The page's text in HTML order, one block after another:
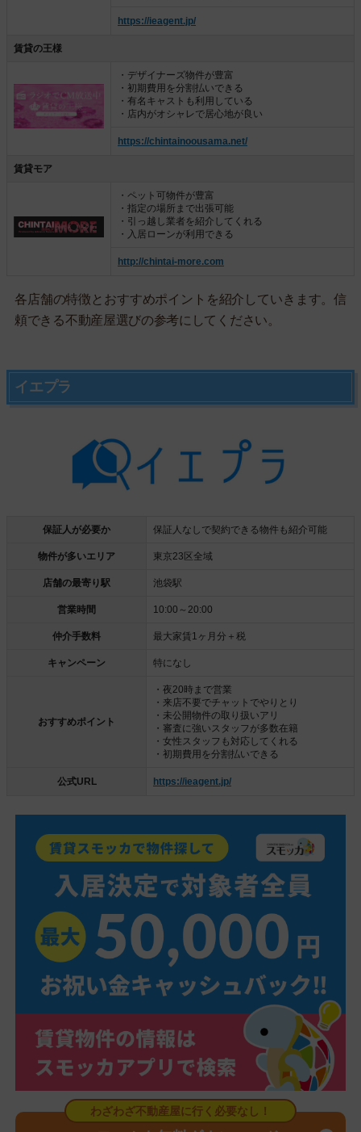
https://ieagent.jp/
賃貸の王様
・デザイナーズ物件が豊富
・初期費用を分割払いできる
・有名キャストも利用している
・店内がオシャレで居心地が良い
https://chintainoousama.net/
賃貸モア
・ペット可物件が豊富
・指定の場所まで出張可能
・引っ越し業者を紹介してくれる
・入居ローンが利用できる
http://chintai-more.com
各店舗の特徴とおすすめポイントを紹介していきます。信
頼できる不動産屋選びの参考にしてください。
イエプラ
保証人が必要か 保証人なしで契約できる物件も紹介可能
物件が多いエリア 東京23区全域
店舗の最寄り駅 池袋駅
営業時間 10:00～20:00
仲介手数料 最大家賃1ヶ月分＋税
キャンペーン 特になし
おすすめポイント
・夜20時まで営業
・来店不要でチャットでやりとり
・未公開物件の取り扱いアリ
・審査に強いスタッフが多数在籍
・女性スタッフも対応してくれる
・初期費用を分割払いできる
公式URL https://ieagent.jp/